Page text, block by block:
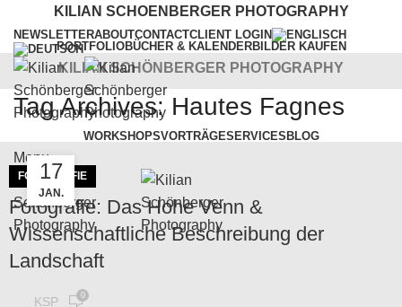
KILIAN SCHOENBERGER PHOTOGRAPHY
NEWSLETTERABOUTCONTACTCLIENT LOGIN
KILIAN SCHÖNBERGER PHOTOGRAPHY
PORTFOLIOBÜCHER & KALENDERBILDER KAUFEN
WORKSHOPSVORTRÄGESERVICES BLOG
Menu
Tag Archives: Hautes Fagnes
17
JAN.
FOTOGRAFIE
Fotografie: Das Hohe Venn &
Wissenschaftliche Beschreibung der
Landschaft
KSP 0